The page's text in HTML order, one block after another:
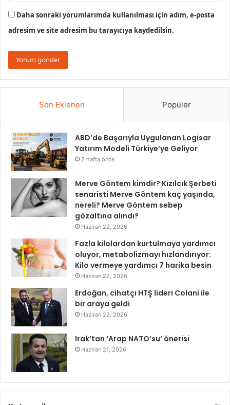
Daha sonraki yorumlarımda kullanılması için adım, e-posta
adresim ve site adresim bu tarayıcıya kaydedilsin.
Son Eklenen Popüler
ABD’de Başarıyla Uygulanan Logisar
Yatırım Modeli Türkiye’ye Geliyor
2 hafta önce
Merve Göntem kimdir? Kızılcık Şerbeti
senaristi Merve Göntem kaç yaşında,
nereli? Merve Göntem sebep
gözaltına alındı?
Haziran 22, 2026
Fazla kilolardan kurtulmaya yardımcı
oluyor, metabolizmayı hızlandırıyor:
Kilo vermeye yardımcı 7 harika besin
Haziran 22, 2026
Erdoğan, cihatçı HTŞ lideri Colani ile
bir araya geldi
Haziran 22, 2026
Irak’tan ‘Arap NATO’su’ önerisi
Haziran 21, 2026